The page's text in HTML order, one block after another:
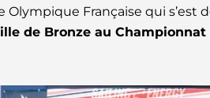
Française qui s’est
de Bronze au Championnat